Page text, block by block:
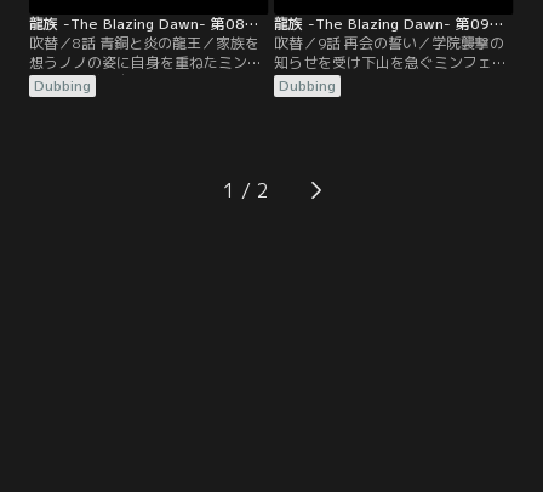
龍族 -The Blazing Dawn- 第08話／吹替
吹替／8話 青銅と炎の龍王／家族を
想うノノの姿に自身を重ねたミンフ
ェイは、学生自治会の勧誘を受け入
れることに。一方、地下研究所では
侵入者の残した溶液によってついに
Dubbing
龍族 -The Blazing Dawn- 第09話／吹替
吹替／9話 再会の誓い／学院襲撃の
知らせを受け下山を急ぐミンフェイ
とノノ。道中で13番ことラオタンと
再会するミンフェイだったが喜びも
隠すミンフェイたちだが、コンスタ
ンティンはある人物を探し求めて彼
Dubbing
1